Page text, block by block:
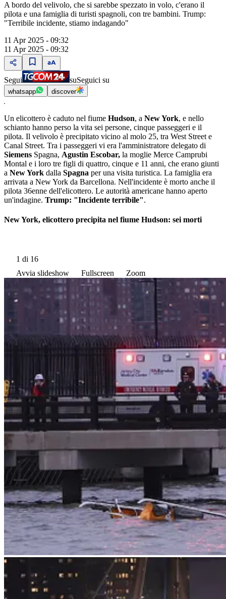
A bordo del velivolo, che si sarebbe spezzato in volo, c'erano il
pilota e una famiglia di turisti spagnoli, con tre bambini. Trump:
"Terribile incidente, stiamo indagando"
11 Apr 2025 - 09:32
11 Apr 2025 - 09:32
Segui suSeguici su
whatsapp discover
Un elicottero è caduto nel fiume Hudson, a New York, e nello
schianto hanno perso la vita sei persone, cinque passeggeri e il
pilota. Il velivolo è precipitato vicino al molo 25, tra West Street e
Canal Street. Tra i passeggeri vi era l'amministratore delegato di
Siemens Spagna, Agustin Escobar, la moglie Merce Camprubi
Montal e i loro tre figli di quattro, cinque e 11 anni, che erano giunti
a New York dalla Spagna per una visita turistica. La famiglia era
arrivata a New York da Barcellona. Nell'incidente è morto anche il
pilota 36enne dell'elicottero. Le autorità americane hanno aperto
un'indagine. Trump: "Incidente terribile".
New York, elicottero precipita nel fiume Hudson: sei morti
1 di 16
Avvia slideshow
Fullscreen Zoom